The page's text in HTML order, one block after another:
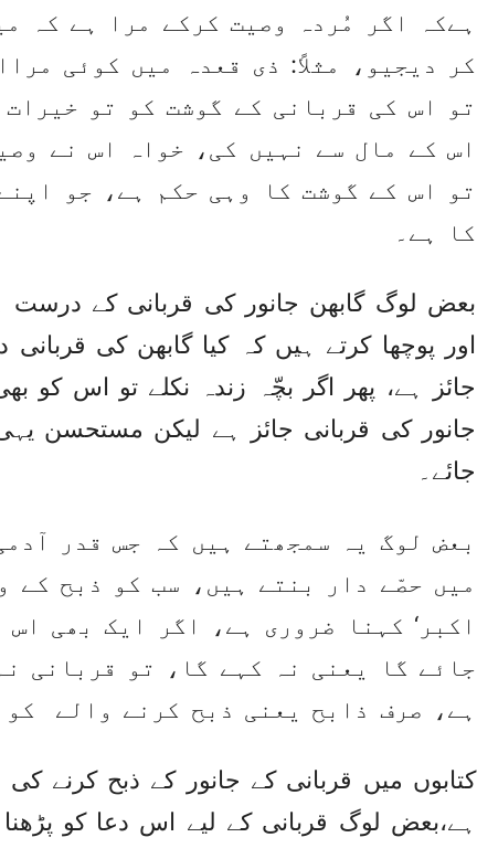
ہےکہ اگر مُردہ وصیت کرکے مرا ہے کہ
کر دیجیو، مثلاً: ذی قعدہ میں کوئی
تو اس کی قربانی کے گوشت کو تو
اس کے مال سے نہیں کی، خواہ اس نے
تو اس کے گوشت کا وہی حکم ہے، جو
کا ہے۔
بعض لوگ گابھن جانور کی قربانی کے درست
اور پوچھا کرتے ہیں کہ کیا گابھن کی
جائز ہے، پھر اگر بچّہ زندہ نکلے تو اس کو
جانور کی قربانی جائز ہے لیکن مستحسن
جائے۔
بعض لوگ یہ سمجھتے ہیں کہ جس قدر
میں حصّے دار بنتے ہیں، سب کو ذبح کے
اکبر‘ کہنا ضروری ہے، اگر ایک بھی
جائے گا یعنی نہ کہے گا، تو قربانی
ہے، صرف ذابح یعنی ذبح کرنے والے کو
کتابوں میں قربانی کے جانور کے ذبح کرنے
ہے،بعض لوگ قربانی کے لیے اس دعا کو